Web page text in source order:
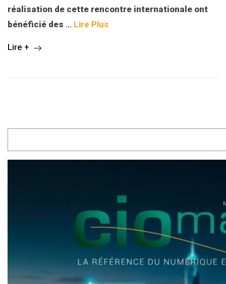
réalisation de cette rencontre internationale ont
bénéficié des … Lire Plus
Lire +